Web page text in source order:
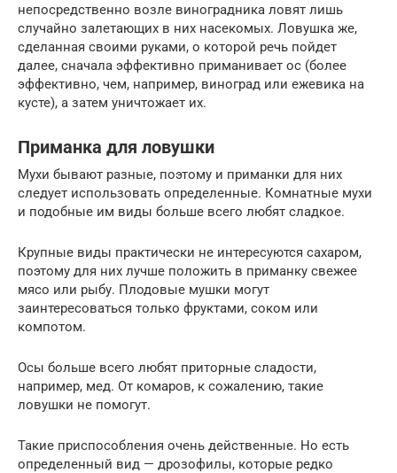
непосредственно возле виноградника ловят лишь
случайно залетающих в них насекомых. Ловушка же,
сделанная своими руками, о которой речь пойдет
далее, сначала эффективно приманивает ос (более
эффективно, чем, например, виноград или ежевика на
кусте), а затем уничтожает их.
Приманка для ловушки
Мухи бывают разные, поэтому и приманки для них
следует использовать определенные. Комнатные мухи
и подобные им виды больше всего любят сладкое.
Крупные виды практически не интересуются сахаром,
поэтому для них лучше положить в приманку свежее
мясо или рыбу. Плодовые мушки могут
заинтересоваться только фруктами, соком или
компотом.
Осы больше всего любят приторные сладости,
например, мед. От комаров, к сожалению, такие
ловушки не помогут.
Такие приспособления очень действенные. Но есть
определенный вид — дрозофилы, которые редко